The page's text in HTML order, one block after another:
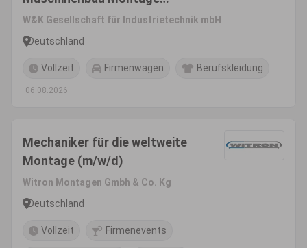
Pharma Medizintechnik
(m/w/d)
W&K Gesellschaft für Industrietechnik mbH
Deutschland
Vollzeit Firmenwagen Berufskleidung
06.08.2026
Mechaniker für die weltweite
Montage (m/w/d)
Witron Montagen Gmbh & Co. Kg
Deutschland
Vollzeit Firmenevents